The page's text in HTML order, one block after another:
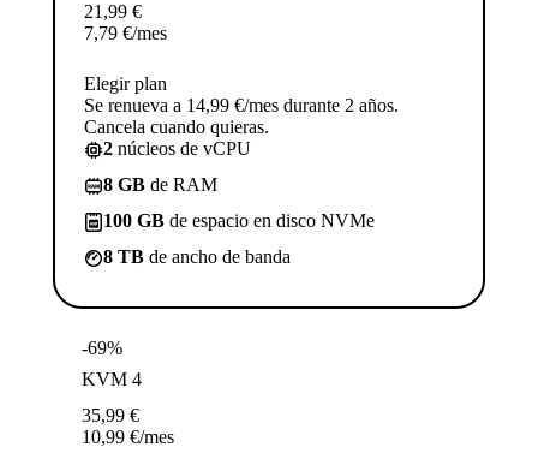
21,99 €
7,79 €/mes
Elegir plan
Se renueva a 14,99 €/mes durante 2 años.
Cancela cuando quieras.
2 núcleos de vCPU
8 GB de RAM
100 GB de espacio en disco NVMe
8 TB de ancho de banda
-69%
KVM 4
35,99 €
10,99 €/mes